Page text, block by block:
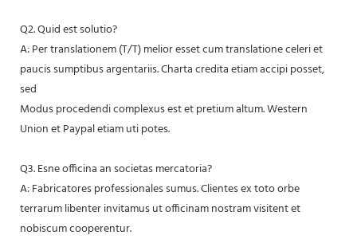
Q2. Quid est solutio?
A: Per translationem (T/T) melior esset cum translatione celeri et
paucis sumptibus argentariis. Charta credita etiam accipi posset,
sed
Modus procedendi complexus est et pretium altum. Western
Union et Paypal etiam uti potes.
Q3. Esne officina an societas mercatoria?
A: Fabricatores professionales sumus. Clientes ex toto orbe
terrarum libenter invitamus ut officinam nostram visitent et
nobiscum cooperentur.